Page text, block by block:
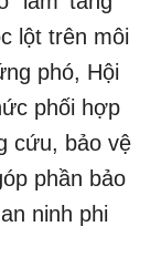
lột trên môi
phó, Hội
phối hợp
cứu, bảo vệ
phần bảo
ninh phi